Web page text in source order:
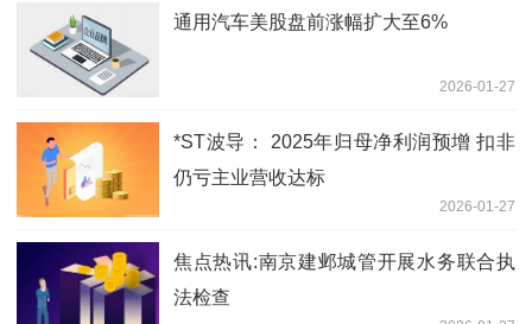
通用汽车美股盘前涨幅扩大至6%
2026-01-27
*ST波导： 2025年归母净利润预增 扣非
仍亏主业营收达标
2026-01-27
焦点热讯:南京建邺城管开展水务联合执
法检查